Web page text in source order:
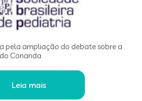
pela ampliação do debate sobre a
Conanda
Leia mais